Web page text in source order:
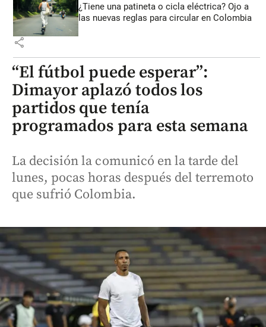
¿Tiene una patineta o cicla eléctrica? Ojo a
las nuevas reglas para circular en Colombia
share
“El fútbol puede esperar”:
Dimayor aplazó todos los
partidos que tenía
programados para esta semana
La decisión la comunicó en la tarde del
lunes, pocas horas después del terremoto
que sufrió Colombia.